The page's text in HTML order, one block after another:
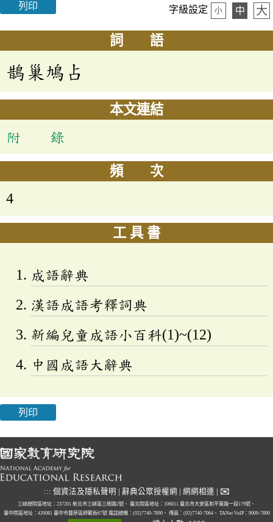
列印 字級設定 小 中 大
詞 語
鵲巢鳩占
本文連結
附 錄
頻 次
4
工 具 書
成語辭典
漢語成語考釋詞典
新編兒童成語小百科(1)~(12)
中國成語大辭典
列印
::: 個資法及隱私聲明 辭典公眾授權網 網網相連 ✉
三峽總院區地址：237201 新北市三峽區三樹路2號、 臺北院區地址：106011 臺北市大安區和平東路一段179號、
臺中院區地址：420081 臺中市豐原區師範街67號 電話總機：(02)7740-7890、 傳真：(02)7740-7064、 TANet VoIP：9009-7890